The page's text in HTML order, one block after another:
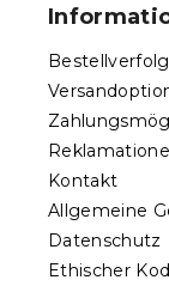
Kontakt
Allgemeine
Datenschutz
Ethischer